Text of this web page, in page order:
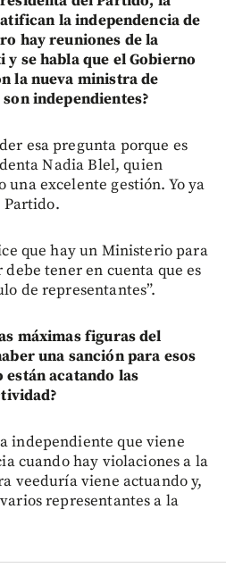
la independencia de
hay reuniones de la
y se habla que el Gobierno
la nueva ministra de
independientes?
esa pregunta porque es
Nadia Blel, quien
una excelente gestión. Yo ya
Partido.
que hay un Ministerio para
tener en cuenta que es
de representantes”.
máximas figuras del
una sanción para esos
acatando las
independiente que viene
cuando hay violaciones a la
veeduría viene actuando y,
representantes a la